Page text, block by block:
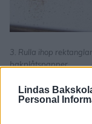
Lindas
Personal
3. Rulla ihop
bakplåtspapper.